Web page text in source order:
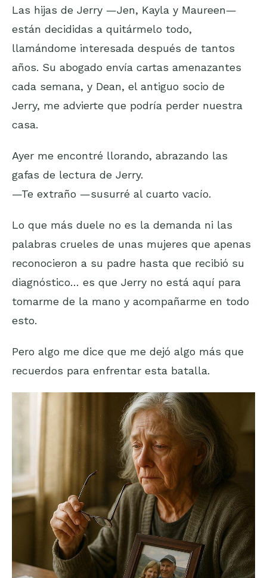
Las hijas de Jerry —Jen, Kayla y Maureen—
están decididas a quitármelo todo,
llamándome interesada después de tantos
años. Su abogado envía cartas amenazantes
cada semana, y Dean, el antiguo socio de
Jerry, me advierte que podría perder nuestra
casa.
Ayer me encontré llorando, abrazando las
gafas de lectura de Jerry.
—Te extraño —susurré al cuarto vacío.
Lo que más duele no es la demanda ni las
palabras crueles de unas mujeres que apenas
reconocieron a su padre hasta que recibió su
diagnóstico… es que Jerry no está aquí para
tomarme de la mano y acompañarme en todo
esto.
Pero algo me dice que me dejó algo más que
recuerdos para enfrentar esta batalla.